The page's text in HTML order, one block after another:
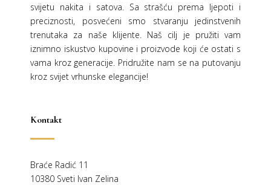
svijetu nakita i satova. Sa strašću prema ljepoti i
preciznosti, posvećeni smo stvaranju jedinstvenih
trenutaka za naše klijente. Naš cilj je pružiti vam
iznimno iskustvo kupovine i proizvode koji će ostati s
vama kroz generacije. Pridružite nam se na putovanju
kroz svijet vrhunske elegancije!
Kontakt
Braće Radić 11
10380 Sveti Ivan Zelina